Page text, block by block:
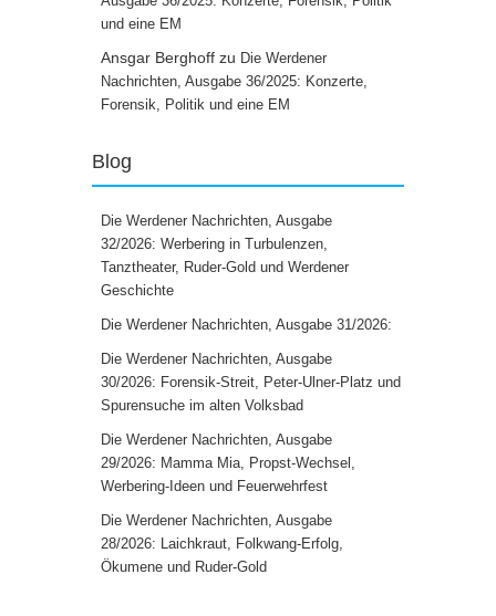
und eine EM
Ansgar Berghoff zu Die Werdener
Nachrichten, Ausgabe 36/2025: Konzerte,
Forensik, Politik und eine EM
Blog
Die Werdener Nachrichten, Ausgabe
32/2026: Werbering in Turbulenzen,
Tanztheater, Ruder-Gold und Werdener
Geschichte
Die Werdener Nachrichten, Ausgabe 31/2026:
Die Werdener Nachrichten, Ausgabe
30/2026: Forensik-Streit, Peter-Ulner-Platz und
Spurensuche im alten Volksbad
Die Werdener Nachrichten, Ausgabe
29/2026: Mamma Mia, Propst-Wechsel,
Werbering-Ideen und Feuerwehrfest
Die Werdener Nachrichten, Ausgabe
28/2026: Laichkraut, Folkwang-Erfolg,
Ökumene und Ruder-Gold